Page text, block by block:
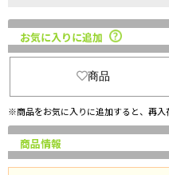
お気に入りに追加
商品
※商品をお気に入りに追加すると、再入
商品情報